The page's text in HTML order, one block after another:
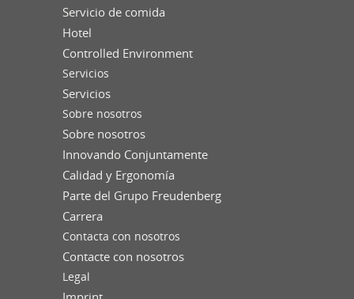
Servicio de comida
Hotel
Controlled Environment
Servicios
Servicios
Sobre nosotros
Sobre nosotros
Innovando Conjuntamente
Calidad y Ergonomía
Parte del Grupo Freudenberg
Carrera
Contacta con nosotros
Contacte con nosotros
Legal